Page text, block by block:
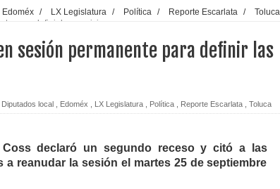
Edoméx / LX Legislatura / Política / Reporte Escarlata /
Toluca
para definir las comisiones
sesión permanente para definir las
local Edoméx LX Legislatura Política Reporte Escarlata Toluca
Coss declaró un segundo receso y citó a las
reanudar la sesión el martes 25 de septiembre